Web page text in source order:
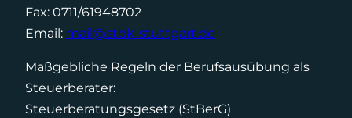
Fax: 0711/61948702
Email: mail@stbk-stuttgart.de
Maßgebliche Regeln der Berufsausübung als
Steuerberater:
Steuerberatungsgesetz (StBerG)